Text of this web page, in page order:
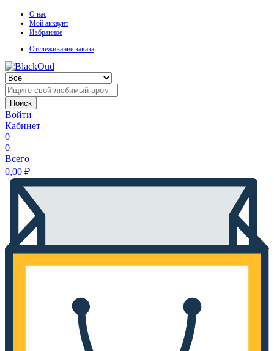
О нас
Мой аккаунт
Избранное
Отслеживание заказа
Поиск
Войти
Кабинет
0
0
Всего
0,00 ₽